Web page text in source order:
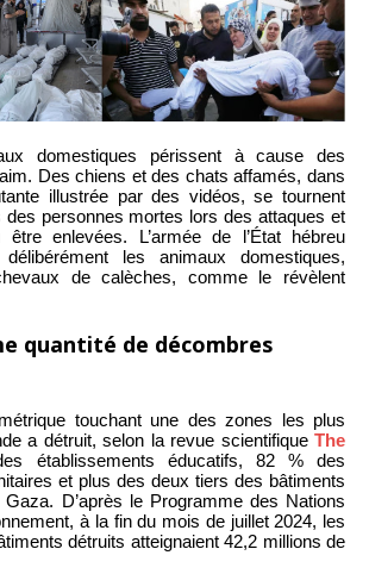
domestiques périssent à cause des
Des chiens et des chats affamés, dans
illustrée par des vidéos, se tournent
personnes mortes lors des attaques et
enlevées. L’armée de l’État hébreu
les animaux domestiques,
de calèches, comme le révèlent
quantité de décombres
touchant une des zones les plus
a détruit, selon la revue scientifique The
établissements éducatifs, 82 % des
et plus des deux tiers des bâtiments
D’après le Programme des Nations
à la fin du mois de juillet 2024, les
détruits atteignaient 42,2 millions de